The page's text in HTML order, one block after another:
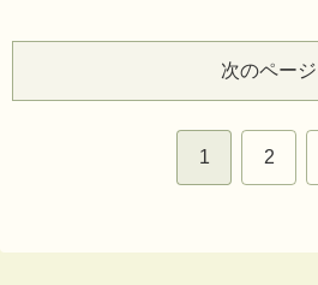
次のページ
1 2